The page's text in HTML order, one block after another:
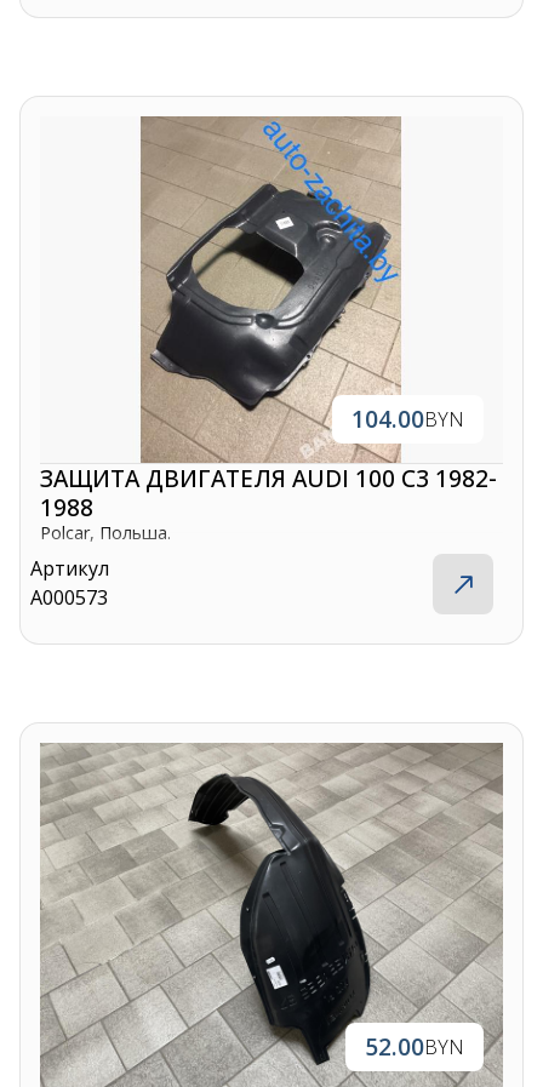
104.00BYN
ЗАЩИТА ДВИГАТЕЛЯ AUDI 100 C3 1982-
1988
Polcar, Польша.
Артикул
A000573
52.00BYN